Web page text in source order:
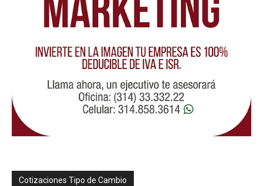
Cotizaciones Tipo de Cambio